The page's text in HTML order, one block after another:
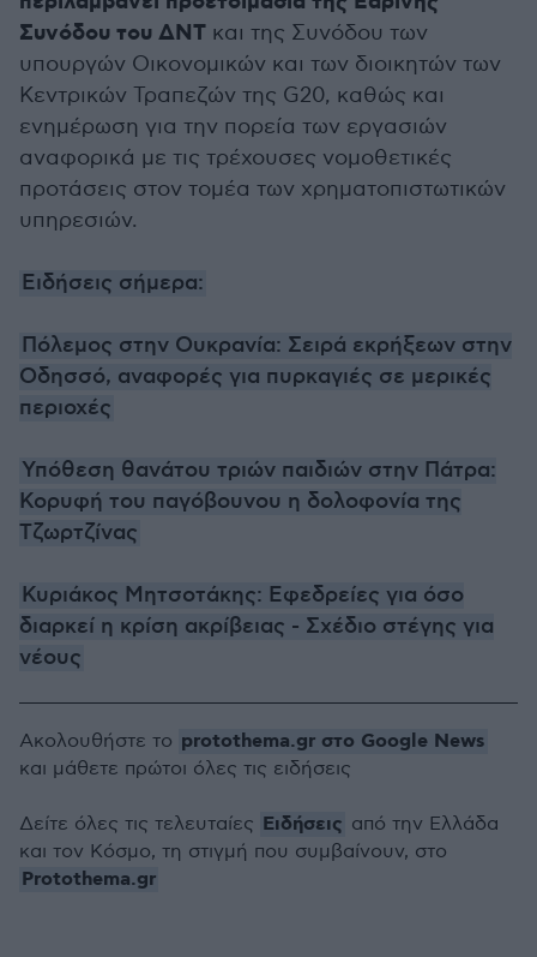
Συνόδου του ΔΝΤ και της Συνόδου των
υπουργών Οικονομικών και των διοικητών των
Κεντρικών Τραπεζών της G20, καθώς και
ενημέρωση για την πορεία των εργασιών
αναφορικά με τις τρέχουσες νομοθετικές
προτάσεις στον τομέα των χρηματοπιστωτικών
υπηρεσιών.
Ειδήσεις σήμερα:
Πόλεμος στην Ουκρανία: Σειρά εκρήξεων στην
Οδησσό, αναφορές για πυρκαγιές σε μερικές
περιοχές
Υπόθεση θανάτου τριών παιδιών στην Πάτρα:
Κορυφή του παγόβουνου η δολοφονία της
Τζωρτζίνας
Κυριάκος Μητσοτάκης: Εφεδρείες για όσο
διαρκεί η κρίση ακρίβειας - Σχέδιο στέγης για
νέους
Ακολουθήστε το protothema.gr στο Google News
και μάθετε πρώτοι όλες τις ειδήσεις
Δείτε όλες τις τελευταίες Ειδήσεις από την Ελλάδα
και τον Κόσμο, τη στιγμή που συμβαίνουν, στο
Protothema.gr